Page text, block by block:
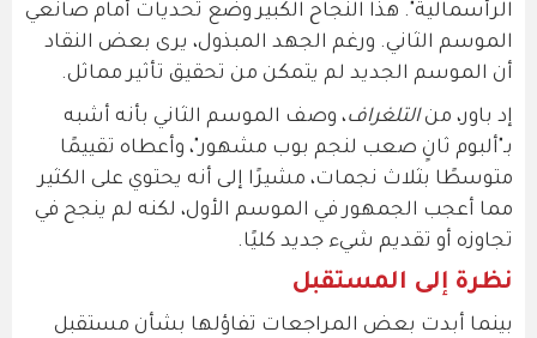
الرأسمالية". هذا النجاح الكبير وضع تحديات أمام صانعي
الموسم الثاني. ورغم الجهد المبذول، يرى بعض النقاد
أن الموسم الجديد لم يتمكن من تحقيق تأثير مماثل.
إد باور، منالتلغراف، وصف الموسم الثاني بأنه أشبه
بـ"ألبوم ثانٍ صعب لنجم بوب مشهور"، وأعطاه تقييمًا
متوسطًا بثلاث نجمات، مشيرًا إلى أنه يحتوي على الكثير
مما أعجب الجمهور في الموسم الأول، لكنه لم ينجح في
تجاوزه أو تقديم شيء جديد كليًا.
نظرة إلى المستقبل
بينما أبدت بعض المراجعات تفاؤلها بشأن مستقبل